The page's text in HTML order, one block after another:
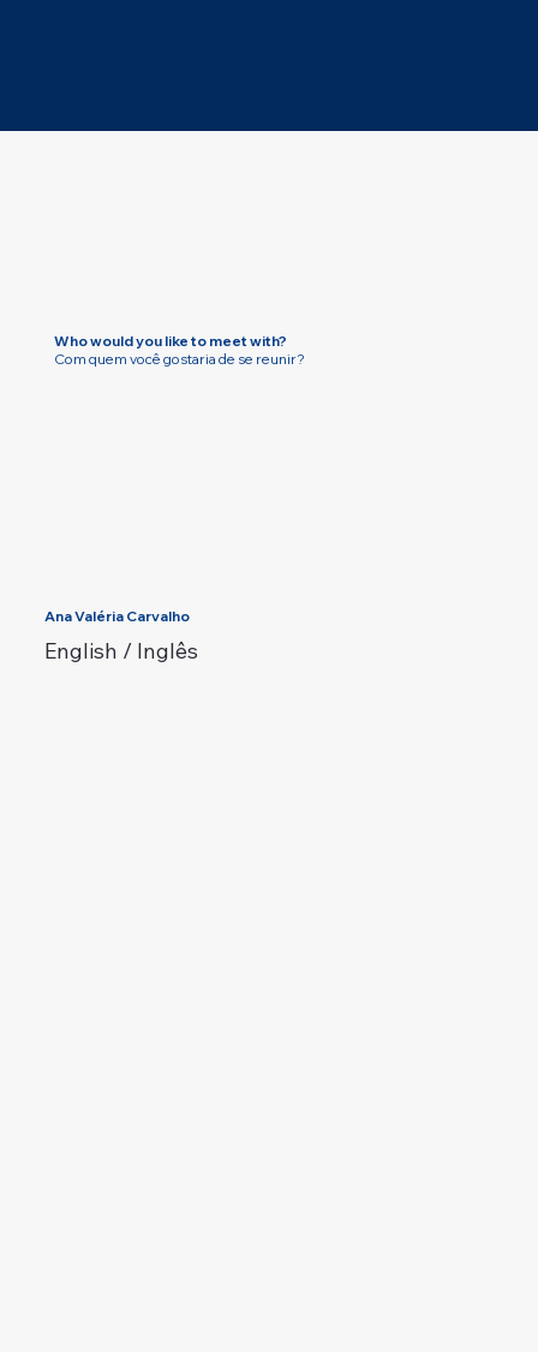
Who would you like to meet with?
Com quem você gostaria de se reunir?
Ana Valéria Carvalho
English / Inglês